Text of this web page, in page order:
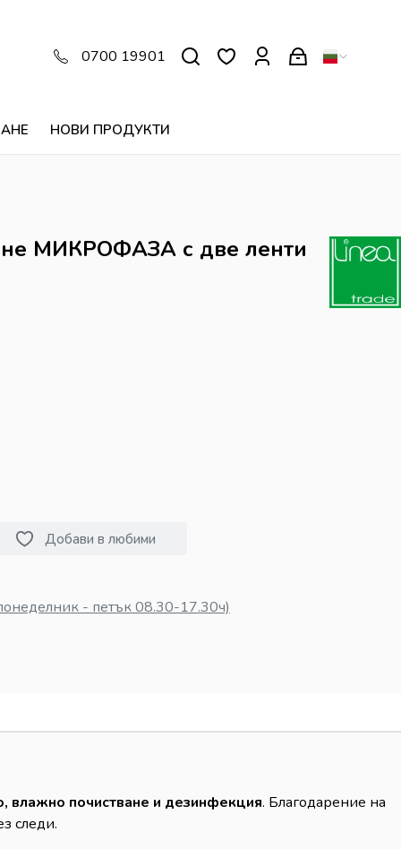
НОВИ ПРОДУКТИ
0700 19901
МИКРОФАЗА с две ленти
Добави в любими
- петък 08.30-17.30ч)
влажно почистване и дезинфекция. Благодарение на
следи.